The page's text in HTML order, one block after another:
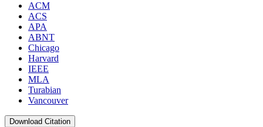
ACM
ACS
APA
ABNT
Chicago
Harvard
IEEE
MLA
Turabian
Vancouver
Download Citation